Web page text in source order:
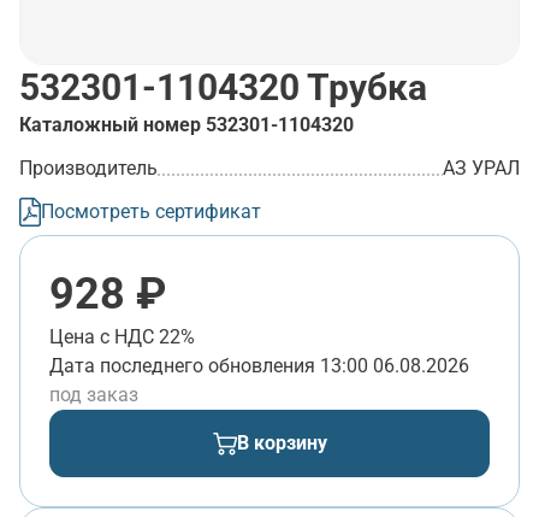
532301-1104320 Трубка
Каталожный номер 532301-1104320
Производитель
АЗ УРАЛ
Посмотреть сертификат
928 ₽
Цена с НДС 22%
Дата последнего обновления 13:00 06.08.2026
под заказ
В корзину